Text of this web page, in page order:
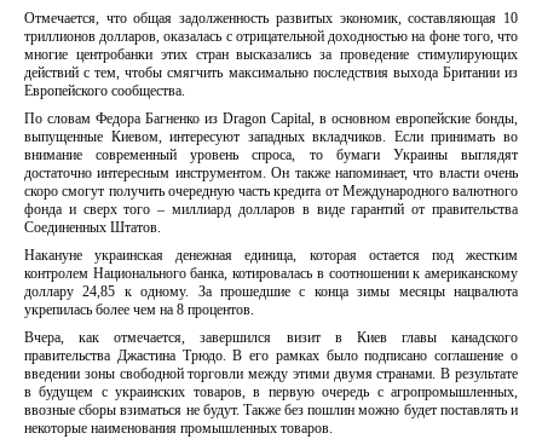
Отмечается, что общая задолженность развитых экономик, составляющая 10
триллионов долларов, оказалась с отрицательной доходностью на фоне того, что
многие центробанки этих стран высказались за проведение стимулирующих
действий с тем, чтобы смягчить максимально последствия выхода Британии из
Европейского сообщества.
​По словам Федора Багненко из Dragon Capital, в основном европейские бонды,
выпущенные Киевом, интересуют западных вкладчиков. Если принимать во
внимание современный уровень спроса, то бумаги Украины выглядят
достаточно интересным инструментом. Он также напоминает, что власти очень
скоро смогут получить очередную часть кредита от Международного валютного
фонда и сверх того – миллиард долларов в виде гарантий от правительства
Соединенных Штатов.
Накануне украинская денежная единица, которая остается под жестким
контролем Национального банка, котировалась в соотношении к американскому
доллару 24,85 к одному. За прошедшие с конца зимы месяцы нацвалюта
укрепилась более чем на 8 процентов.
Вчера, как отмечается, завершился визит в Киев главы канадского
правительства Джастина Трюдо. В его рамках было подписано соглашение о
введении зоны свободной торговли между этими двумя странами. В результате
в будущем с украинских товаров, в первую очередь с агропромышленных,
ввозные сборы взиматься не будут. Также без пошлин можно будет поставлять и
некоторые наименования промышленных товаров.